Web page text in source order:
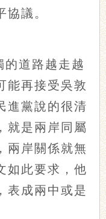
議。
的道路越走越
能再接受吳敦
進黨說的很清
就是兩岸同屬
兩岸關係就無
如此要求，他
表成兩中或是